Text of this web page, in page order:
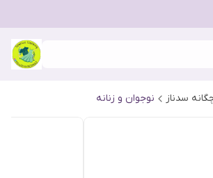
سدناز نوجوان و زنانه